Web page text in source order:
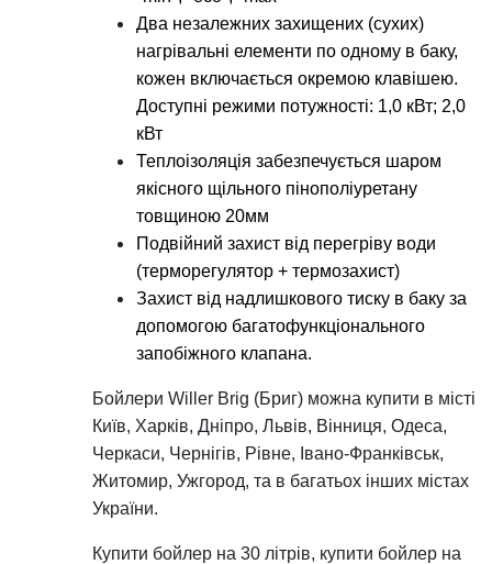
Два незалежних захищених (сухих)
нагрівальні елементи по одному в баку,
кожен включається окремою клавішею.
Доступні режими потужності: 1,0 кВт; 2,0
кВт
Теплоізоляція забезпечується шаром
якісного щільного пінополіуретану
товщиною 20мм
Подвійний захист від перегріву води
(терморегулятор + термозахист)
Захист від надлишкового тиску в баку за
допомогою багатофункціонального
запобіжного клапана.
Бойлери Willer Brig (Бриг) можна купити в місті
Київ, Харків, Дніпро, Львів, Вінниця, Одеса,
Черкаси, Чернігів, Рівне, Івано-Франківськ,
Житомир, Ужгород, та в багатьох інших містах
України.
Купити бойлер на 30 літрів, купити бойлер на